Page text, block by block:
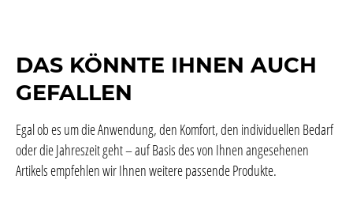
DAS KÖNNTE IHNEN AUCH
GEFALLEN
Egal ob es um die Anwendung, den Komfort, den individuellen Bedarf
oder die Jahreszeit geht – auf Basis des von Ihnen angesehenen
Artikels empfehlen wir Ihnen weitere passende Produkte.